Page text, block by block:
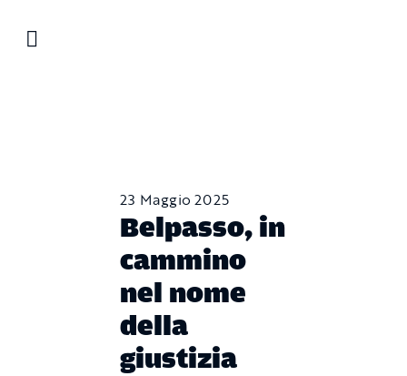
23 Maggio 2025
Belpasso, in
cammino
nel nome
della
giustizia